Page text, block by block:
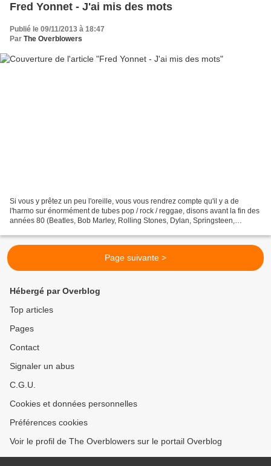
Fred Yonnet - J'ai mis des mots
Publié le 09/11/2013 à 18:47
Par The Overblowers
Si vous y prêtez un peu l'oreille, vous vous rendrez compte qu'il y a de
l'harmo sur énormément de tubes pop / rock / reggae, disons avant la fin des
années 80 (Beatles, Bob Marley, Rolling Stones, Dylan, Springsteen,
Page suivante >
Hébergé par Overblog
Top articles
Pages
Contact
Signaler un abus
C.G.U.
Cookies et données personnelles
Préférences cookies
Voir le profil de The Overblowers sur le portail Overblog